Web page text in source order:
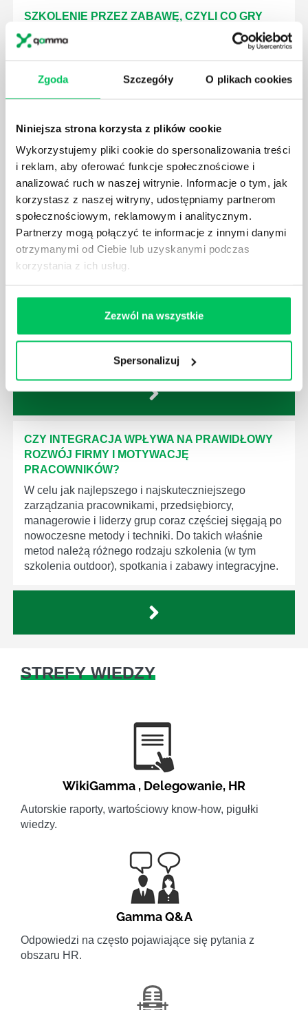
Zgoda Szczegóły O plikach cookies
Niniejsza strona korzysta z plików cookie
Wykorzystujemy pliki cookie do spersonalizowania treści
i reklam, aby oferować funkcje społecznościowe i
analizować ruch w naszej witrynie. Informacje o tym, jak
korzystasz z naszej witryny, udostępniamy partnerom
społecznościowym, reklamowym i analitycznym.
Partnerzy mogą połączyć te informacje z innymi danymi
otrzymanymi od Ciebie lub uzyskanymi podczas
korzystania z ich usług.
Zezwól na wszystkie
Spersonalizuj
SZKOLENIE PRZEZ ZABAWĘ, CZYLI CO GRY
INTEGRACYJNE WNOSZĄ DO GRUPY?
Wyjazdy integracyjne dla firm coraz częściej
dobrze wszystkim znanych wyjazdów hotelowych.
Obecnie tworzy się je w oparciu o team building,
scenariusza, wzmocnić więzy między pracownikami.
INTEGRACJA POD KONTROLĄ - CO POWINNO
WYRÓŻNIAĆ SZKOLENIA INTEGRACYJNE?
Wiele mówi się ostatnio o różnych formach, które
mogą przybierać szkolenia integracyjne dla firm.
olbrzymia. Każdemu z tego typu pomysłów powinna
jednak zawsze przyświecać idea team buildingu.
Czym on tak naprawdę jest i do czego może się
CZY INTEGRACJA WPŁYWA NA PRAWIDŁOWY
ROZWÓJ FIRMY I MOTYWACJĘ
PRACOWNIKÓW?
W celu jak najlepszego i najskuteczniejszego
zarządzania pracownikami, przedsiębiorcy,
managerowie i liderzy grup coraz częściej sięgają po
nowoczesne metody i techniki. Do takich właśnie
metod należą różnego rodzaju szkolenia (w tym
szkolenia outdoor), spotkania i zabawy integracyjne.
STREFY WIEDZY
WikiGamma , Delegowanie, HR
Autorskie raporty, wartościowy know-how, pigułki
wiedzy.
Gamma Q&A
Odpowiedzi na często pojawiające się pytania z
obszaru HR.